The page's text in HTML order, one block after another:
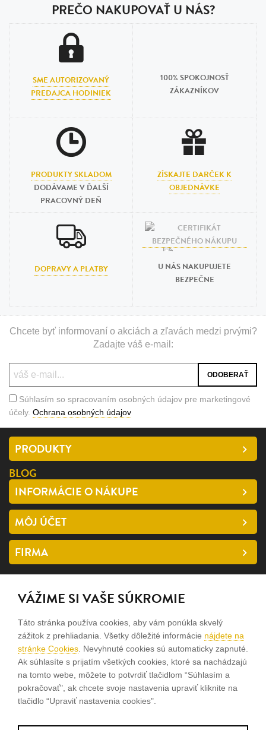
PREČO NAKUPOVAŤ U NÁS?
SME AUTORIZOVANÝ
PREDAJCA HODINIEK
100% SPOKOJNOSŤ
ZÁKAZNÍKOV
PRODUKTY SKLADOM
DODÁVAME V ĎALŠÍ
PRACOVNÝ DEŇ
ZÍSKAJTE DARČEK K
OBJEDNÁVKE
DOPRAVY A PLATBY
U NÁS NAKUPUJETE
BEZPEČNE
Chcete byť informovaní o akciách a zľavách medzi prvými?
Zadajte váš e-mail:
Súhlasím so spracovaním osobných údajov pre marketingové
účely. Ochrana osobných údajov
PRODUKTY
BLOG
INFORMÁCIE O NÁKUPE
MÔJ ÚČET
FIRMA
SLEDUJTE NÁS
facebook
instagram
Sme rodinná firma a zameriavame sa na predaj hodiniek a
šperkov od roku 1994.
Pozrite sa na naše ďaľšie web stránky.
VÁŽIME SI VAŠE SÚKROMIE
Táto stránka používa cookies, aby vám ponúkla skvelý
zážitok z prehliadania. Všetky dôležité informácie nájdete na
stránke Cookies . Nevyhnuté cookies sú automaticky zapnuté.
Ak súhlasíte s prijatím všetkých cookies, ktoré sa nachádzajú
na tomto webe, môžete to potvrdiť tlačidlom “Súhlasím a
pokračovať", ak chcete svoje nastavenia upraviť kliknite na
tlačidlo “Upraviť nastavenia cookies".